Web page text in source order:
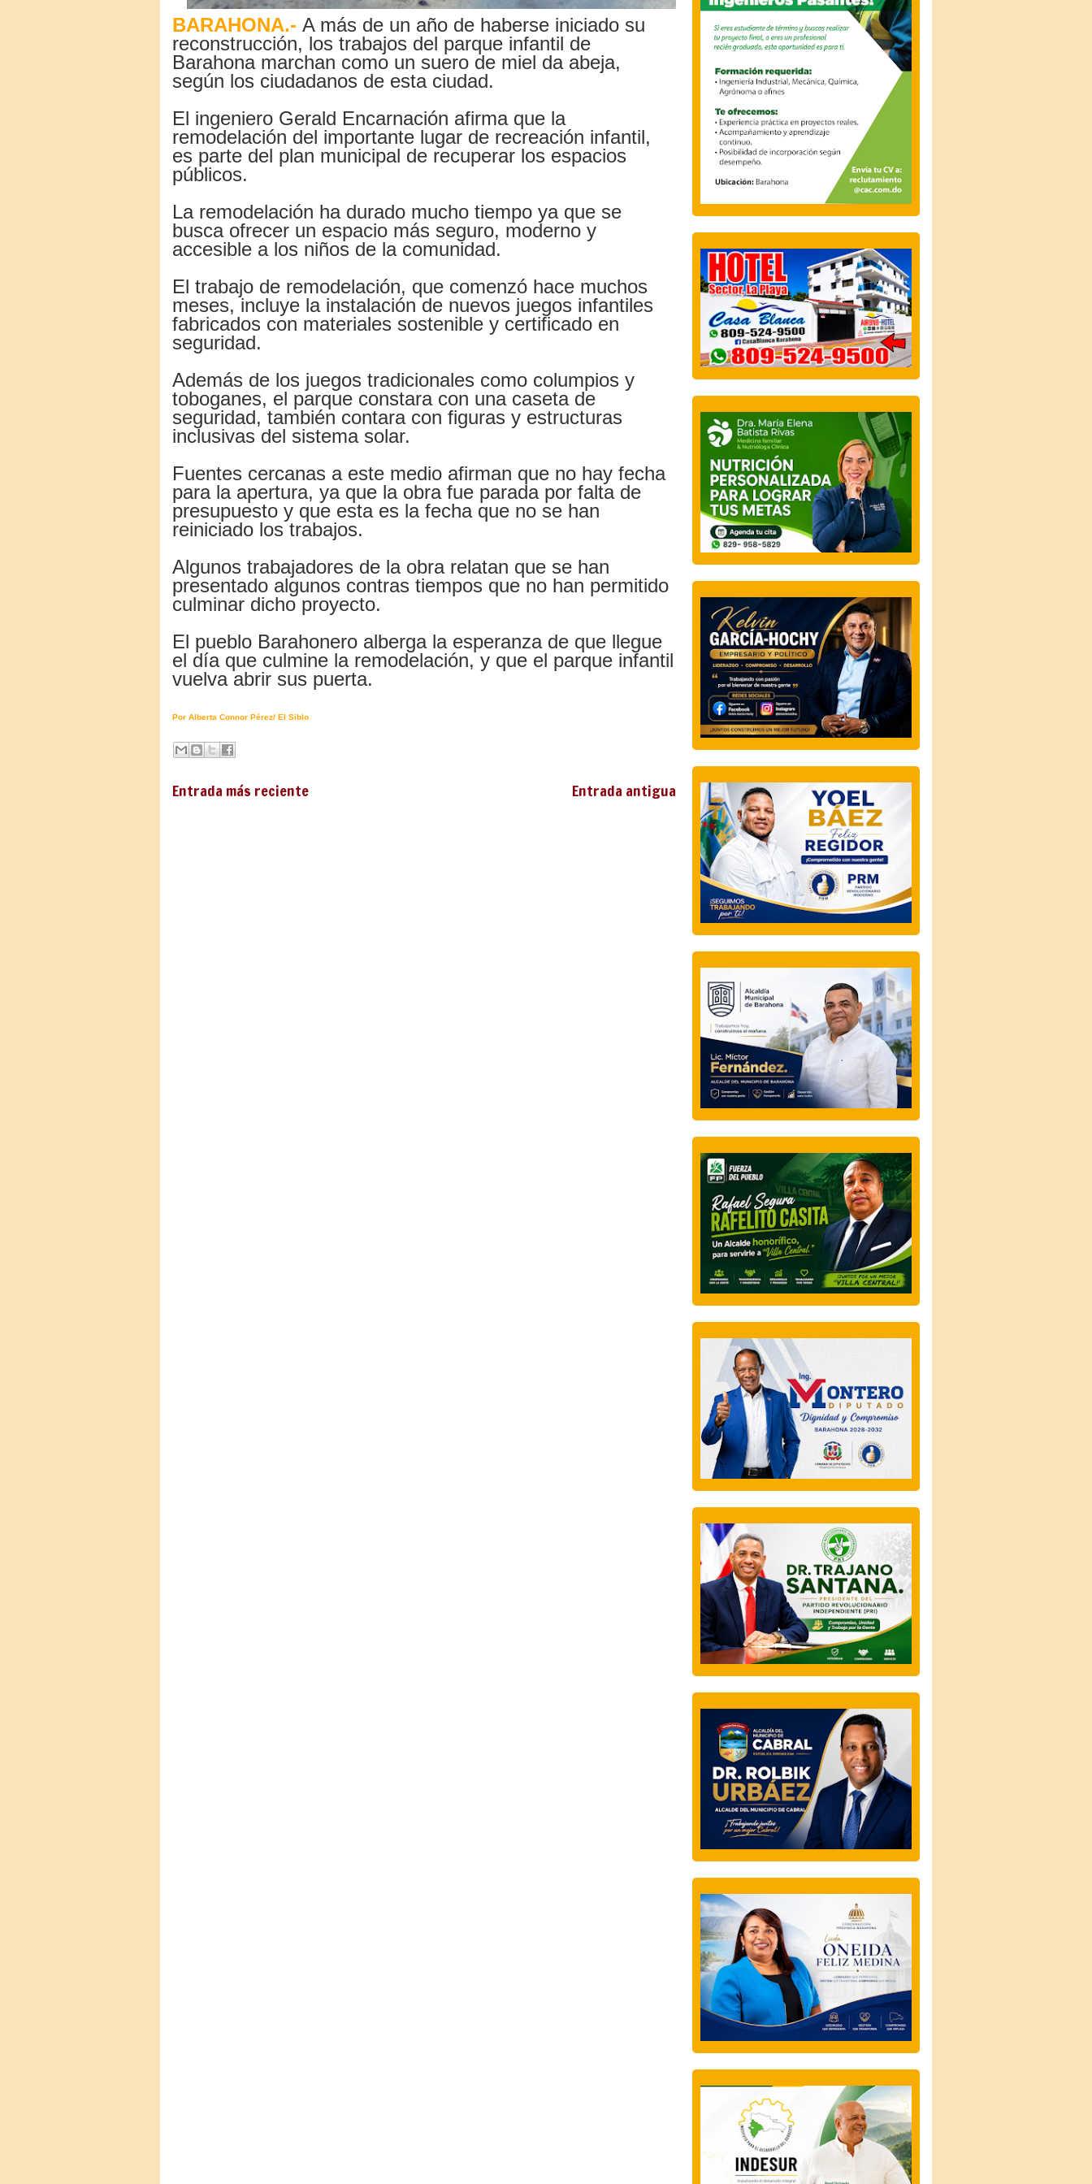
BARAHONA.- A más de un año de haberse iniciado su
reconstrucción, los trabajos del parque infantil de
Barahona marchan como un suero de miel da abeja,
según los ciudadanos de esta ciudad.
El ingeniero Gerald Encarnación afirma que la
remodelación del importante lugar de recreación infantil,
es parte del plan municipal de recuperar los espacios
públicos.
La remodelación ha durado mucho tiempo ya que se
busca ofrecer un espacio más seguro, moderno y
accesible a los niños de la comunidad.
El trabajo de remodelación, que comenzó hace muchos
meses, incluye la instalación de nuevos juegos infantiles
fabricados con materiales sostenible y certificado en
seguridad.
Además de los juegos tradicionales como columpios y
toboganes, el parque constara con una caseta de
seguridad, también contara con figuras y estructuras
inclusivas del sistema solar.
Fuentes cercanas a este medio afirman que no hay fecha
para la apertura, ya que la obra fue parada por falta de
presupuesto y que esta es la fecha que no se han
reiniciado los trabajos.
Algunos trabajadores de la obra relatan que se han
presentado algunos contras tiempos que no han permitido
culminar dicho proyecto.
El pueblo Barahonero alberga la esperanza de que llegue
el día que culmine la remodelación, y que el parque infantil
vuelva abrir sus puerta.
Por Alberta Connor Pérez/ El Siblo
Entrada más reciente Entrada antigua